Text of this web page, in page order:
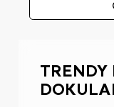
TRENDY